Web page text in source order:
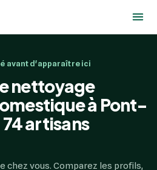
avant d'apparaître ici
nettoyage
à Pont-
artisans
chez vous. Comparez les profils,